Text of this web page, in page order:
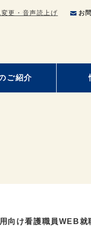
更・音声読上げ お
ご紹介
向け看護職員WEB就